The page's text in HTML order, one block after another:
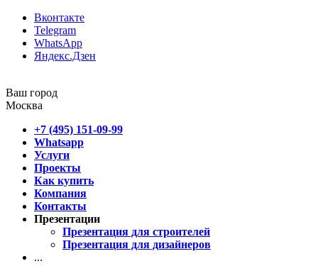
Вконтакте
Telegram
WhatsApp
Яндекс.Дзен
Ваш город
Москва
+7 (495) 151-09-99
Whatsapp
Услуги
Проекты
Как купить
Компания
Контакты
Презентации
Презентация для строителей
Презентация для дизайнеров
...